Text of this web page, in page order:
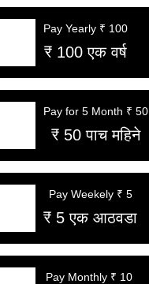
Pay Yearly ₹ 100
₹ 100 एक वर्ष
Pay for 5 Month ₹ 50
₹ 50 पाच महिने
Pay Weekely ₹ 5
₹ 5 एक आठवडा
Pay Monthly ₹ 10